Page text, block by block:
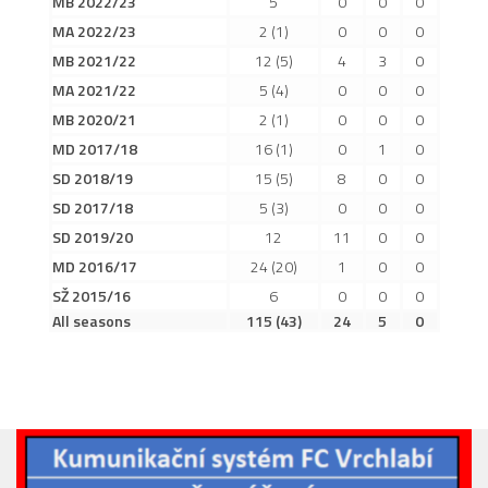
2019/20
2017/18
2014/15
2015/16
2016/17
B tým
Zápasy MB 2026/27
Zápasy MB 2025/26
Zápasy MB 2024/25
MA 2022/23
2 (1) 0 0
0
MB 2021/22
12 (5) 4 3
0
MA 2021/22
5 (4) 0 0
0
MB 2020/21
2 (1) 0 0
0
MD 2017/18
16(1) 0 1
0
SD 2018/19
15 (5) 8 0
0
SD 2017/18
5 (3) 0 0
0
SD 2019/20
12 11 0
0
MD 2016/17
24(20) 1 0
0
SŽ 2015/16
6 0 0
0
All seasons
115 (43) 24 5 0